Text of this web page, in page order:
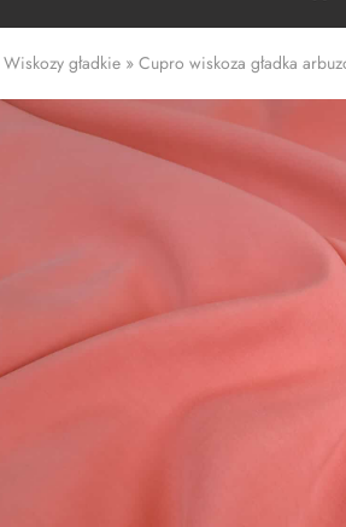
Wiskozy gładkie » Cupro wiskoza gładka